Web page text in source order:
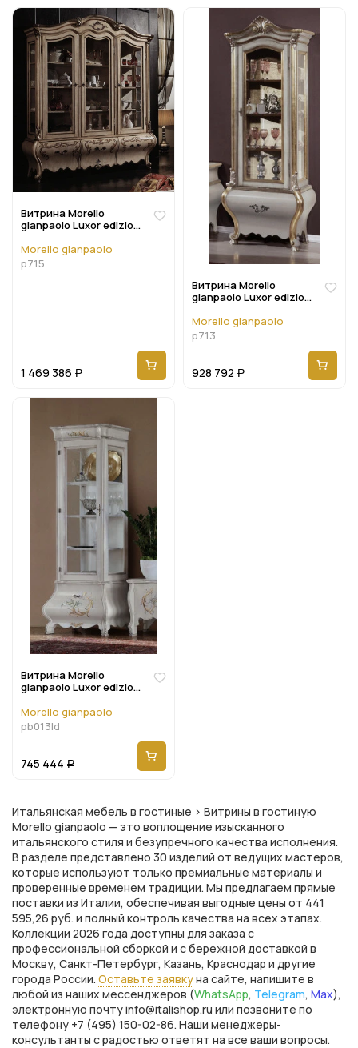
Витрина Morello
gianpaolo Luxor edizione
Morello gianpaolo
p715
1 469 386 Р
Витрина Morello
gianpaolo Luxor edizione
Morello gianpaolo
p713
928 792 Р
Витрина Morello
gianpaolo Luxor edizione
Morello gianpaolo
pb013ld
745 444 Р
Итальянская мебель в гостиные > Витрины в гостиную
Morello gianpaolo — это воплощение изысканного
итальянского стиля и безупречного качества исполнения.
В разделе представлено 30 изделий от ведущих мастеров,
которые используют только премиальные материалы и
проверенные временем традиции. Мы предлагаем прямые
поставки из Италии, обеспечивая выгодные цены от 441
595,26 руб. и полный контроль качества на всех этапах.
Коллекции 2026 года доступны для заказа с
профессиональной сборкой и с бережной доставкой в
Москву, Санкт-Петербург, Казань, Краснодар и другие
города России. Оставьте заявкуна сайте, напишите в
любой из наших мессенджеров (WhatsApp, Telegram, Max),
электронную почту info@italishop.ru или позвоните по
телефону +7 (495) 150-02-86. Наши менеджеры-
консультанты с радостью ответят на все ваши вопросы.